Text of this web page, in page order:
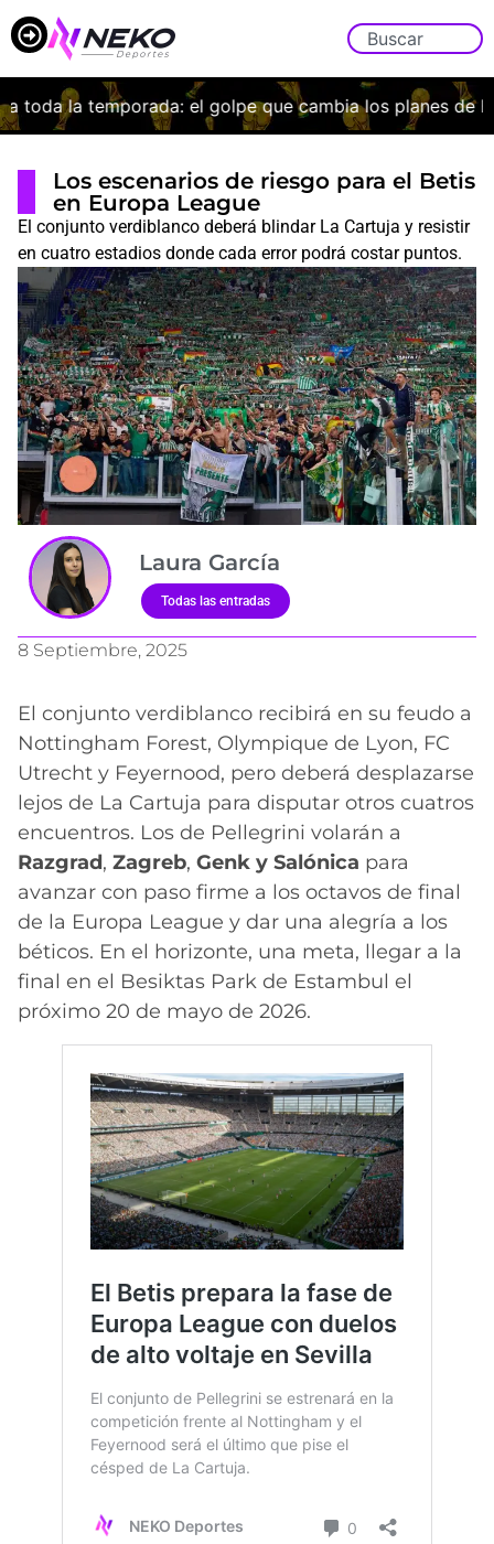
la temporada: el golpe que cambia los planes de
Los escenarios de riesgo para el Betis
en Europa League
El conjunto verdiblanco deberá blindar La Cartuja y resistir
en cuatro estadios donde cada error podrá costar puntos.
Laura García
Todas las entradas
8 Septiembre, 2025
El conjunto verdiblanco recibirá en su feudo a
Nottingham Forest, Olympique de Lyon, FC
Utrecht y Feyernood, pero deberá desplazarse
lejos de La Cartuja para disputar otros cuatros
encuentros. Los de Pellegrini volarán a
Razgrad, Zagreb, Genk y Salónica para
avanzar con paso firme a los octavos de final
de la Europa League y dar una alegría a los
béticos. En el horizonte, una meta, llegar a la
final en el Besiktas Park de Estambul el
próximo 20 de mayo de 2026.